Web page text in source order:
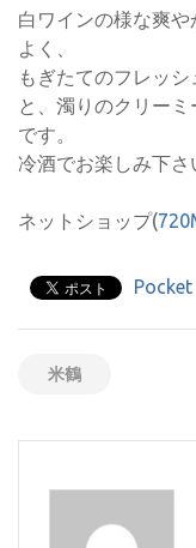
白ワインの様な爽
よく、
もぎたてのフレッ
と、濁りのクリー
です。
冷酒でお楽しみ下さ
ネットショップ(
Pocket
米鶴